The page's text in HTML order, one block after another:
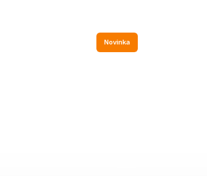
Novinka